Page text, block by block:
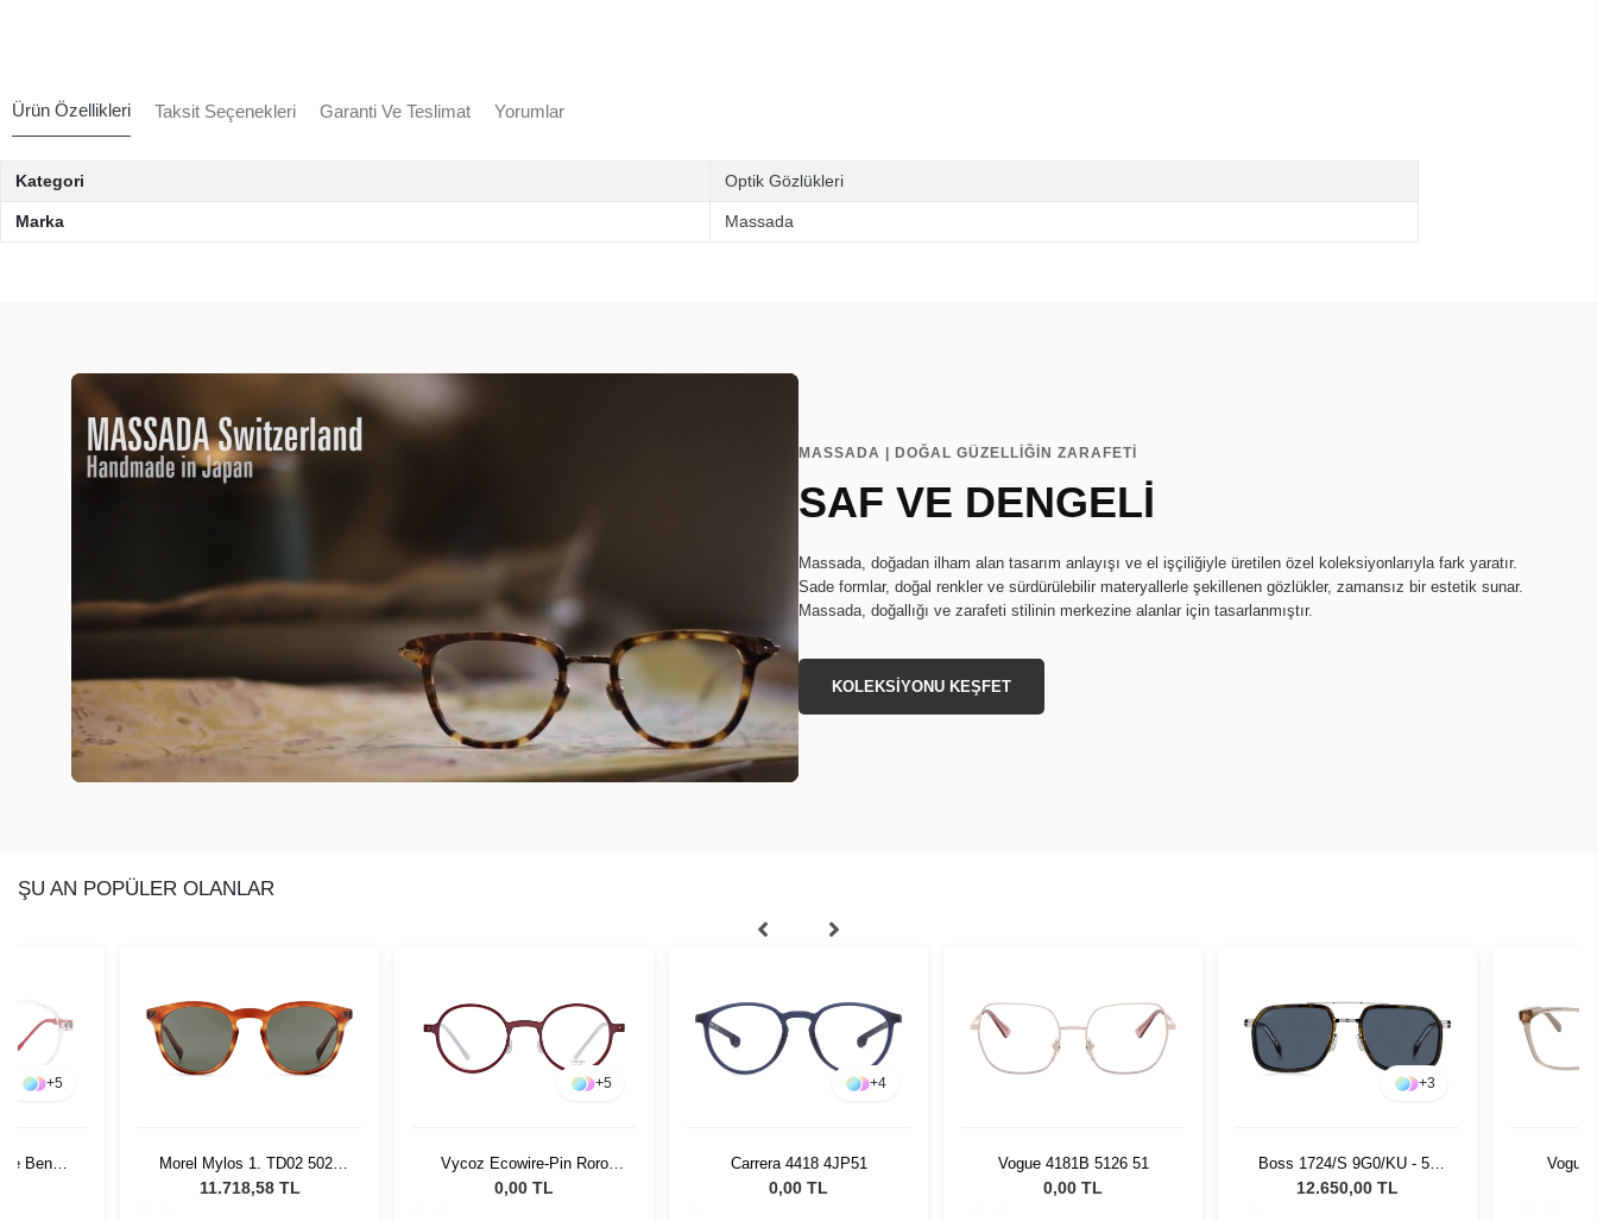
Ürün Özellikleri Taksit Seçenekleri Garanti Ve Teslimat Yorumlar
Kategori Optik Gözlükleri
Marka Massada
MASSADA | DOĞAL GÜZELLİĞİN ZARAFETİ
SAF VE DENGELİ
Massada, doğadan ilham alan tasarım anlayışı ve el işçiliğiyle üretilen özel koleksiyonlarıyla fark yaratır.
Sade formlar, doğal renkler ve sürdürülebilir materyallerle şekillenen gözlükler, zamansız bir estetik sunar.
Massada, doğallığı ve zarafeti stilinin merkezine alanlar için tasarlanmıştır.
KOLEKSİYONU KEŞFET
ŞU AN POPÜLER OLANLAR
+5
Benn
Morel Mylos 1. TD02 5021
Unisex Güneş Gözlüğü
11.718,58 TL
+5
Vycoz Ecowire-Pin Roro
RED 46-22 51526
0,00 TL
+4
Carrera 4418 4JP51
0,00 TL
Vogue 4181B 5126 51
0,00 TL
+3
Boss 1724/S 9G0/KU - 55
Unisex Güneş Gözlüğü
12.650,00 TL
Vogue